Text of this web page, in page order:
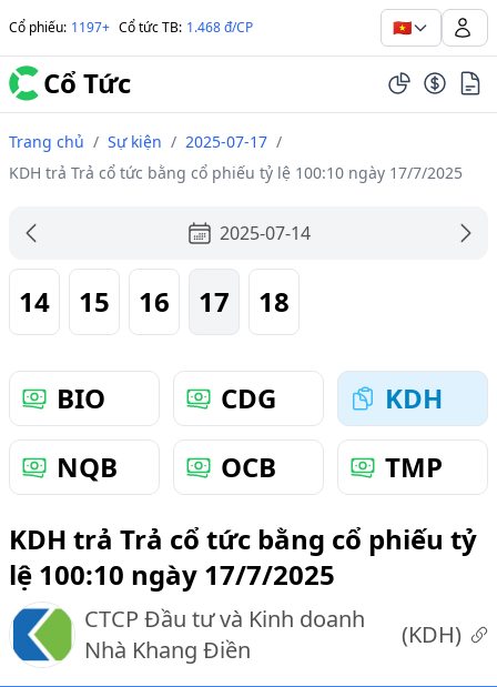
Cổ phiếu: 1197+ Cổ tức TB: 1.468 đ/CP 🇻🇳
Cổ Tức
Trang chủ / Sự kiện / 2025-07-17 /
KDH trả Trả cổ tức bằng cổ phiếu tỷ lệ 100:10 ngày 17/7/2025
2025-07-14
14 15 16 17 18
BIO CDG
KDH
NQB
OCB
TMP
KDH trả Trả cổ tức bằng cổ phiếu tỷ
lệ 100:10 ngày 17/7/2025
CTCP Đầu tư và Kinh doanh
Nhà Khang Điền
(KDH)